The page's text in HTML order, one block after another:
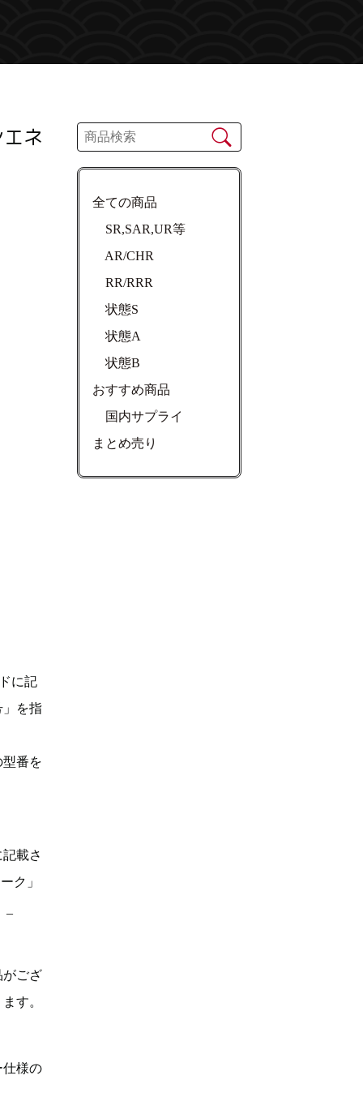
ネ
に記
」を指
番を
載さ
ク」
がござ
す。
仕様の
全ての商品
SR,SAR,UR等
AR/CHR
RR/RRR
状態S
状態A
状態B
おすすめ商品
国内サプライ
まとめ売り